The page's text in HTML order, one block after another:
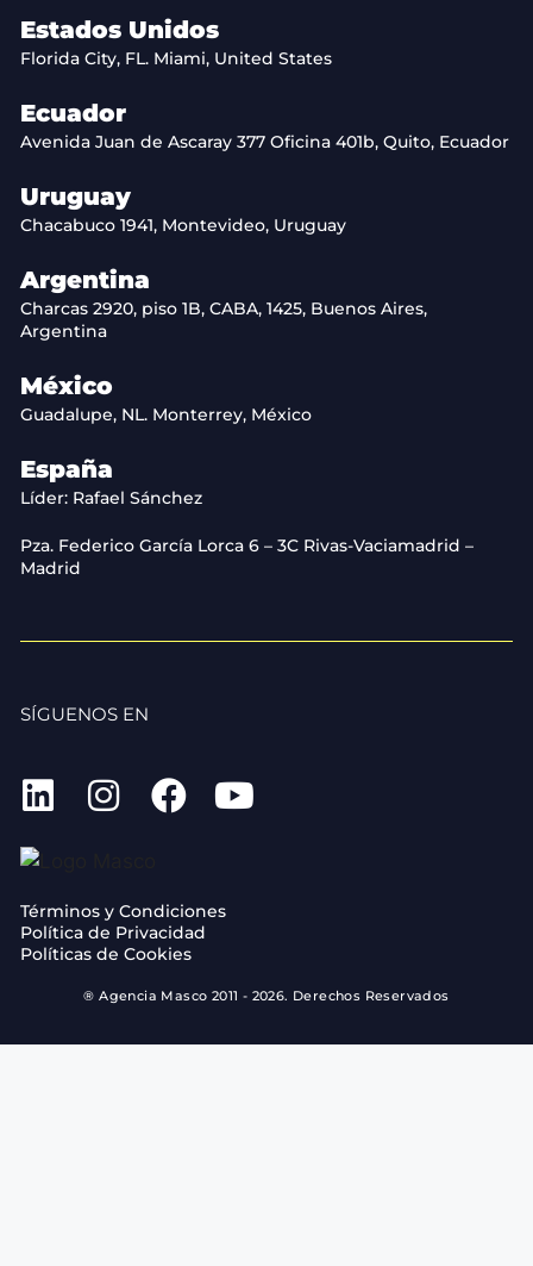
Estados Unidos
Florida City, FL. Miami, United States
Ecuador
Avenida Juan de Ascaray 377 Oficina 401b, Quito, Ecuador
Uruguay
Chacabuco 1941, Montevideo, Uruguay
Argentina
Charcas 2920, piso 1B, CABA, 1425, Buenos Aires,
Argentina
México
Guadalupe, NL. Monterrey, México
España
Líder: Rafael Sánchez
Pza. Federico García Lorca 6 – 3C Rivas-Vaciamadrid –
Madrid
SÍGUENOS EN
Términos y Condiciones
Política de Privacidad
Políticas de Cookies
® Agencia Masco 2011 - 2026. Derechos Reservados